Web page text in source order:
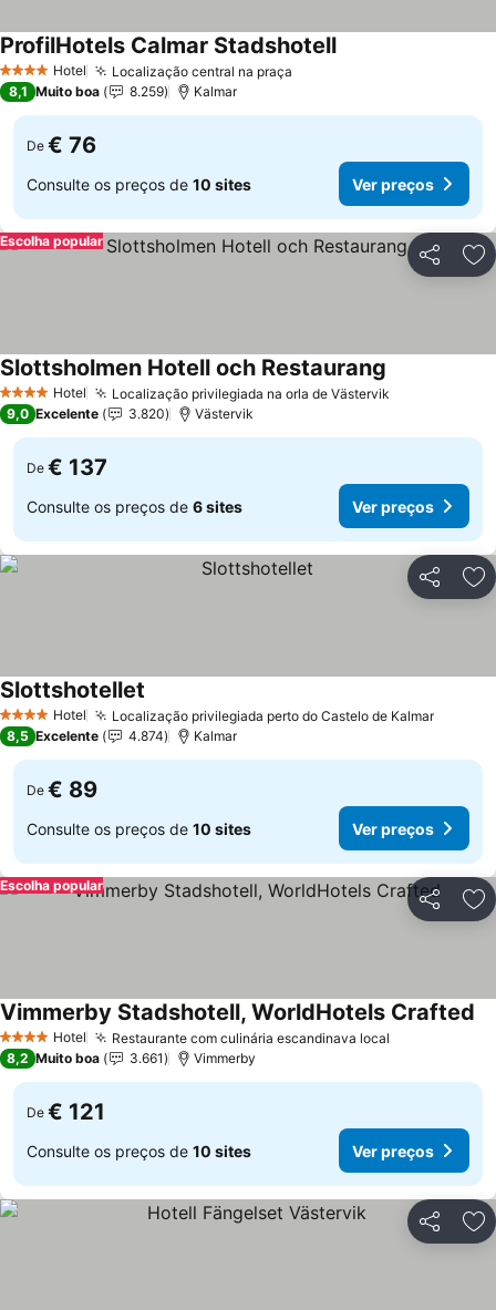
4 EstrelasHotel Localização central na praça
ProfilHotels Calmar Stadshotell
8,1 Muito boa 8.259 Kalmar
De € 76
Consulte os preços de 10 sites Ver preços
Partilhar
Escolha popular
4 EstrelasHotel Localização privilegiada na orla de Västervik
Slottsholmen Hotell och Restaurang
9,0 Excelente 3.820 Västervik
De € 137
Consulte os preços de 6 sites Ver preços
Partilhar
4 EstrelasHotel Localização privilegiada perto do Castelo de Kalmar
Slottshotellet
8,5 Excelente 4.874 Kalmar
De € 89
Consulte os preços de 10 sites Ver preços
Partilhar
Escolha popular
4 EstrelasHotel Restaurante com culinária escandinava local
Vimmerby Stadshotell, WorldHotels Crafted
8,2 Muito boa 3.661 Vimmerby
De € 121
Consulte os preços de 10 sites Ver preços
Partilhar